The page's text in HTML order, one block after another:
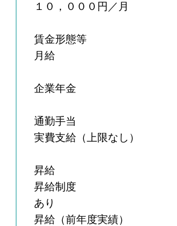
１０，０００円／月
賃金形態等
月給
企業年金
通勤手当
実費支給（上限なし）
昇給
昇給制度
あり
昇給（前年度実績）